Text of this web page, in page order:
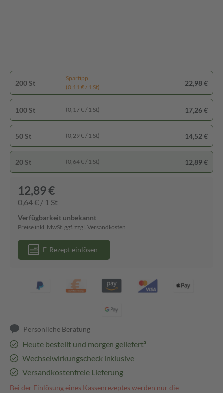
200 St
Spartipp
(0,11 € / 1 St)
22,98 €
100 St (0,17 € / 1 St) 17,26 €
50 St (0,29 € / 1 St) 14,52 €
20 St (0,64 € / 1 St) 12,89 €
12,89 €
0,64 € / 1 St
Verfügbarkeit unbekannt
Preise inkl. MwSt. ggf. zzgl. Versandkosten
E-Rezept einlösen
Persönliche Beratung
Heute bestellt und morgen geliefert³
Wechselwirkungscheck inklusive
Versandkostenfreie Lieferung
Bei der Einlösung eines Kassenrezeptes werden nur die